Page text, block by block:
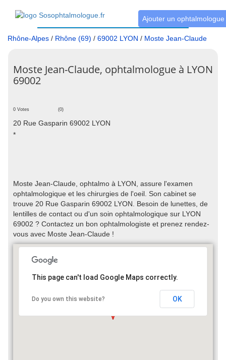
Ajouter un ophtalmologue
Rhône-Alpes / Rhône (69) / 69002 LYON / Moste Jean-Claude
Moste Jean-Claude, ophtalmologue à LYON
69002
0 Votes (0)
20 Rue Gasparin 69002 LYON
*
Moste Jean-Claude, ophtalmo à LYON, assure l'examen
ophtalmologique et les chirurgies de l'oeil. Son cabinet se
trouve 20 Rue Gasparin 69002 LYON. Besoin de lunettes, de
lentilles de contact ou d'un soin ophtalmologique sur LYON
69002 ? Contactez un bon ophtalmologiste et prenez rendez-
vous avec Moste Jean-Claude !
This page can't load Google Maps correctly.
Do you own this website? OK